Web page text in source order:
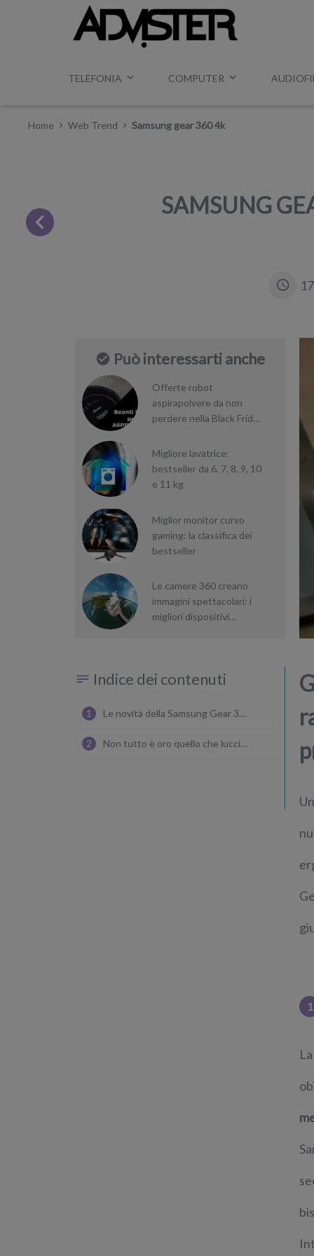
TELEFONIA COMPUTER
Home Web Trend Samsung gear 360 4k
SAMSUNG
Può interessarti anche
Offerte robot
aspirapolvere da non
perdere nella Black Friday
Migliore lavatrice:
bestseller da 6, 7, 8, 9, 10
e 11 kg
Miglior monitor curvo
gaming: la classifica dei
bestseller
Le camere 360 creano
immagini spettacolari: i
migliori dispositivi
Indice dei contenuti
1 Le novità della Samsung Gear 360 4K
2 Non tutto è oro quello che luccica
1